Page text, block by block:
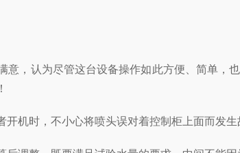
，认为尽管这台设备操作如此方便、简单
机时，不小心将喷头误对着控制柜上面而发生